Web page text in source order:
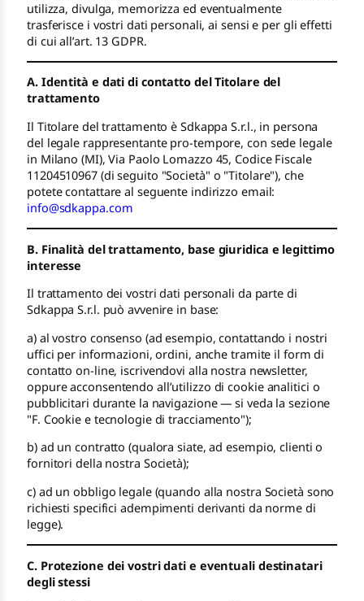
utilizza, divulga, memorizza ed eventualmente
trasferisce i vostri dati personali, ai sensi e per gli effetti
di cui all’art. 13 GDPR.
A. Identità e dati di contatto del Titolare del
trattamento
Il Titolare del trattamento è Sdkappa S.r.l., in persona
del legale rappresentante pro-tempore, con sede legale
in Milano (MI), Via Paolo Lomazzo 45, Codice Fiscale
11204510967 (di seguito "Società" o "Titolare"), che
potete contattare al seguente indirizzo email:
info@sdkappa.com
B. Finalità del trattamento, base giuridica e legittimo
interesse
Il trattamento dei vostri dati personali da parte di
Sdkappa S.r.l. può avvenire in base:
a) al vostro consenso (ad esempio, contattando i nostri
uffici per informazioni, ordini, anche tramite il form di
contatto on-line, iscrivendovi alla nostra newsletter,
oppure acconsentendo all’utilizzo di cookie analitici o
pubblicitari durante la navigazione — si veda la sezione
"F. Cookie e tecnologie di tracciamento");
b) ad un contratto (qualora siate, ad esempio, clienti o
fornitori della nostra Società);
c) ad un obbligo legale (quando alla nostra Società sono
richiesti specifici adempimenti derivanti da norme di
legge).
C. Protezione dei vostri dati e eventuali destinatari
degli stessi